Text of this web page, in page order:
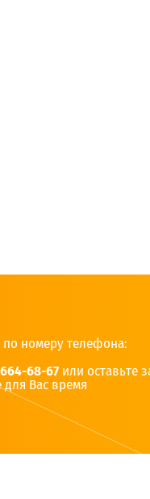
по номеру телефона:
68-67 или оставьте
для Вас время